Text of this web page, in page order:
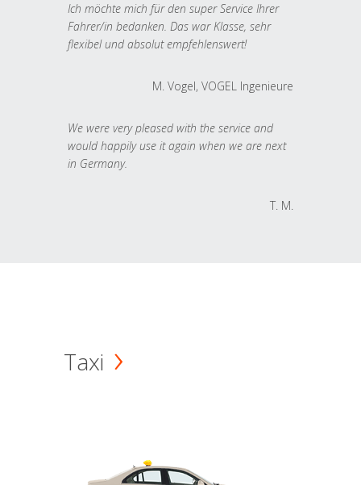
Ich möchte mich für den super Service Ihrer
Fahrer/in bedanken. Das war Klasse, sehr
flexibel und absolut empfehlenswert!
M. Vogel, VOGEL Ingenieure
We were very pleased with the service and
would happily use it again when we are next
in Germany.
T. M.
Taxi